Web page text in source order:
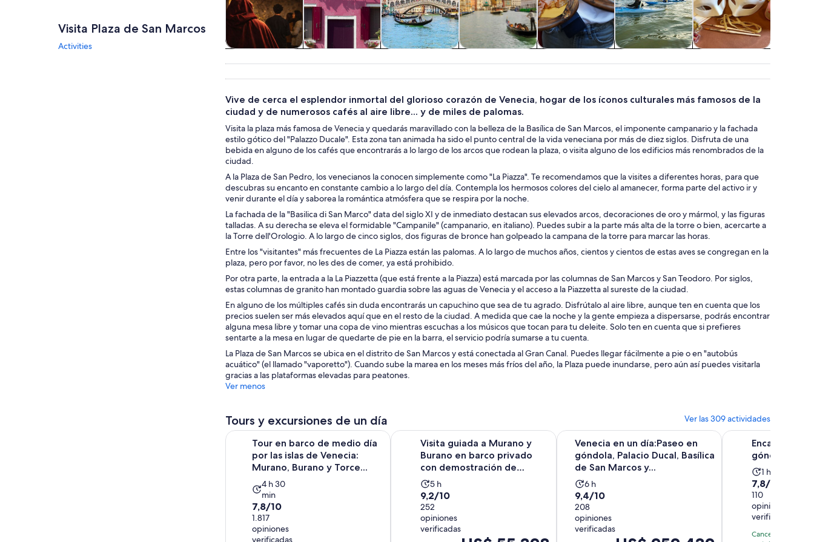
Visita Plaza de San Marcos
Activities
excursiones de
un día
personalizados
cruceros
bebidas y vida
nocturna
acuáticas
Vive de cerca el esplendor inmortal del glorioso corazón de Venecia, hogar de los íconos culturales más famosos de la
ciudad y de numerosos cafés al aire libre... y de miles de palomas.
Visita la plaza más famosa de Venecia y quedarás maravillado con la belleza de la Basílica de San Marcos, el imponente campanario y la fachada
estilo gótico del "Palazzo Ducale". Esta zona tan animada ha sido el punto central de la vida veneciana por más de diez siglos. Disfruta de una
bebida en alguno de los cafés que encontrarás a lo largo de los arcos que rodean la plaza, o visita alguno de los edificios más renombrados de la
ciudad.
A la Plaza de San Pedro, los venecianos la conocen simplemente como "La Piazza". Te recomendamos que la visites a diferentes horas, para que
descubras su encanto en constante cambio a lo largo del día. Contempla los hermosos colores del cielo al amanecer, forma parte del activo ir y
venir durante el día y saborea la romántica atmósfera que se respira por la noche.
La fachada de la "Basilica di San Marco" data del siglo XI y de inmediato destacan sus elevados arcos, decoraciones de oro y mármol, y las figuras
talladas. A su derecha se eleva el formidable "Campanile" (campanario, en italiano). Puedes subir a la parte más alta de la torre o bien, acercarte a
la Torre dell'Orologio. A lo largo de cinco siglos, dos figuras de bronce han golpeado la campana de la torre para marcar las horas.
Entre los "visitantes" más frecuentes de La Piazza están las palomas. A lo largo de muchos años, cientos y cientos de estas aves se congregan en la
plaza, pero por favor, no les des de comer, ya está prohibido.
Por otra parte, la entrada a la La Piazzetta (que está frente a la Piazza) está marcada por las columnas de San Marcos y San Teodoro. Por siglos,
estas columnas de granito han montado guardia sobre las aguas de Venecia y el acceso a la Piazzetta al sureste de la ciudad.
En alguno de los múltiples cafés sin duda encontrarás un capuchino que sea de tu agrado. Disfrútalo al aire libre, aunque ten en cuenta que los
precios suelen ser más elevados aquí que en el resto de la ciudad. A medida que cae la noche y la gente empieza a dispersarse, podrás encontrar
alguna mesa libre y tomar una copa de vino mientras escuchas a los músicos que tocan para tu deleite. Solo ten en cuenta que si prefieres
sentarte a la mesa en lugar de quedarte de pie en la barra, el servicio podría sumarse a tu cuenta.
La Plaza de San Marcos se ubica en el distrito de San Marcos y está conectada al Gran Canal. Puedes llegar fácilmente a pie o en "autobús
acuático" (el llamado "vaporetto"). Cuando sube la marea en los meses más fríos del año, la Plaza puede inundarse, pero aún así puedes visitarla
gracias a las plataformas elevadas para peatones.
Ver menos
Tours y excursiones de un día Ver las 309 actividades
Tour en barco de medio día
por las islas de Venecia:
Murano, Burano y Torce...
La
actividad
dura
4
horas
4 h 30
min
7.8
de
10
7,8/10
1.817
opiniones
verificadas
Tour en barco de medio día por las islas de Venecia: Murano, Burano y Torce...Se abrirá en una nueva pestaña
Visita guiada a Murano y
Burano en barco privado
con demostración de
fabric...
La
actividad
dura
5
horas
5 h
9.2
de
10
con
9,2/10
252
opiniones
verificadas
Visita guiada a Murano y Burano en barco privado con demostración de fabric... Se abrirá en una
Venecia en un día:Paseo en
góndola, Palacio Ducal, Basílica
de San Marcos y...
La
actividad
dura
6
horas
6 h
9.4
de
10
con
9,4/10
208
opiniones
verificadas
Venecia en un día:Paseo en góndola, Palacio Ducal,
Encantador
góndola por
La
actividad
dura
1
hora
1 h
7.8
de
10
con
110
7,8/10
110
opiniones
verificadas
Cancelación
Encantador paseo